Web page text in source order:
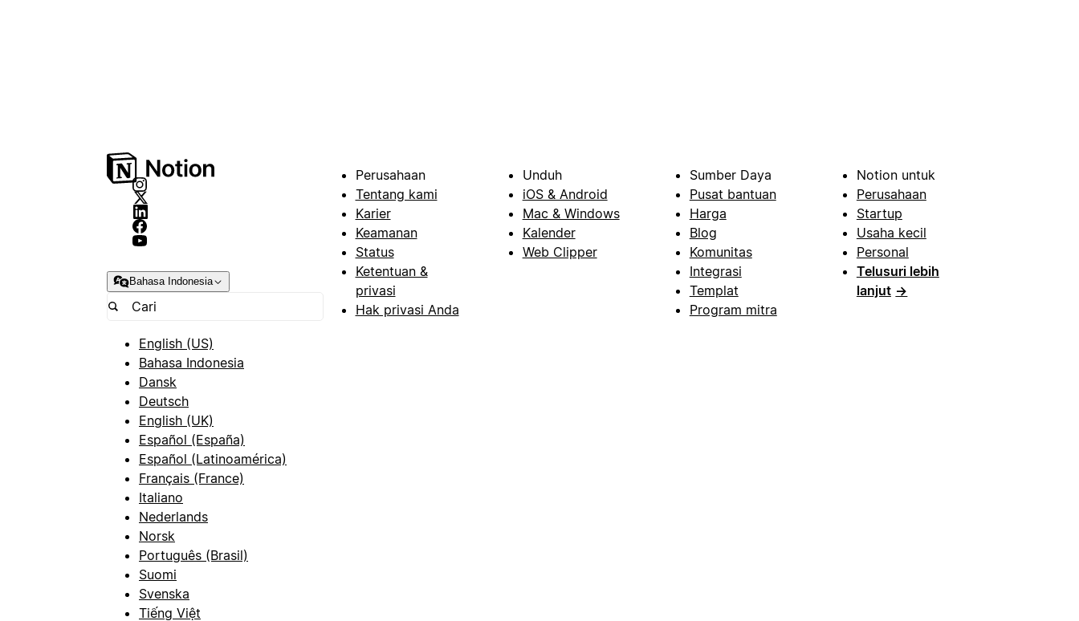
Bahasa Indonesia
English (US)
Bahasa Indonesia
Dansk
Deutsch
English (UK)
Español (España)
Español (Latinoamérica)
Français (France)
Italiano
Nederlands
Norsk
Português (Brasil)
Suomi
Svenska
Tiếng Việt
Perusahaan
Tentang kami
Karier
Keamanan
Status
Ketentuan &
privasi
Hak privasi Anda
Unduh
iOS & Android
Mac & Windows
Kalender
Web Clipper
Sumber Daya
Pusat bantuan
Harga
Blog
Komunitas
Integrasi
Templat
Program mitra
Notion untuk
Perusahaan
Startup
Usaha kecil
Personal
Telusuri lebih
lanjut →